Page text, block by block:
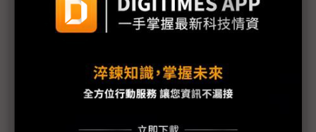
晶圓代工第二名之爭 英特爾接單蘋果恐讓三星腹背